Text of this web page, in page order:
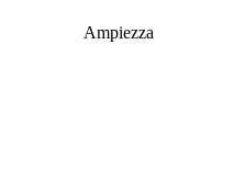
Ampiezza